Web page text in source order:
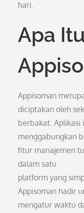
hari.
Apa Itu
Appisoman
diciptakan oleh
berbakat. Aplikasi
menggabungkan
fitur manajemen
dalam satu
platform yang
Appisoman hadir
mengatur waktu